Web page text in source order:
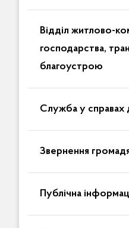
Відділ житлово-
господарства,
благоустрою
Служба у справах
Звернення
Публічна